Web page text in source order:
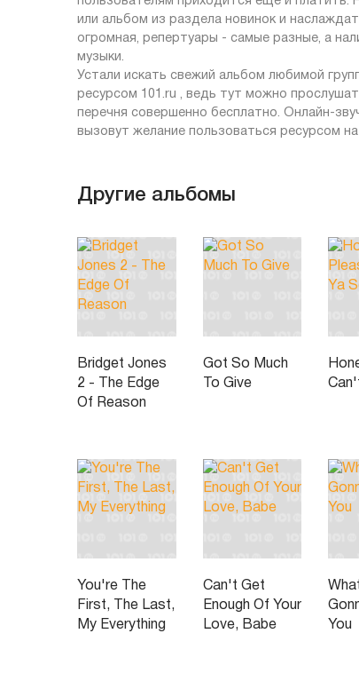
или альбом из раздела новинок и
огромная, репертуары - самые разные, а
музыки.
Устали искать свежий альбом любимой
ресурсом 101.ru , ведь тут можно
перечня совершенно бесплатно. Онлайн-
вызовут желание пользоваться ресурсом
Другие альбомы
Bridget Jones
2 - The Edge
Of Reason
Got So Much
To Give
You're The
First, The Last,
My Everything
Can't Get
Enough Of Your
Love, Babe
You